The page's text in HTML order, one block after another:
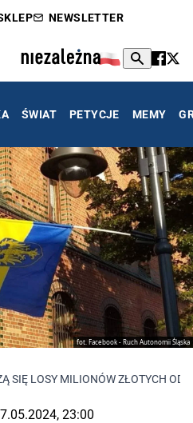
NEWSLETTER
ŚWIAT PETYCJE MEMY
fot. Facebook - Ruch Autonomii Śląska
SIĘ LOSY MILIONÓW ZŁOTYCH OD
23:00